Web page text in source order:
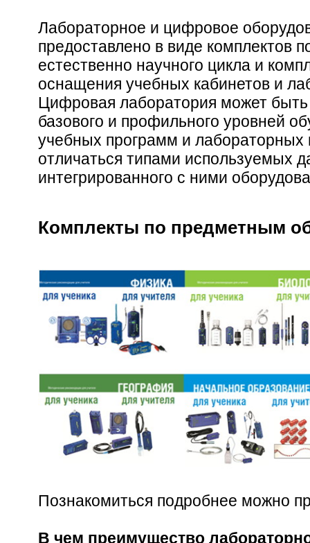
Лабораторное и цифровое
предоставлено в виде комплектов
естественно научного цикла и
оснащения учебных кабинетов и
Цифровая лаборатория может быть
базового и профильного уровней
учебных программ и лабораторных
отличаться типами используемых
интегрированного с ними
Комплекты по предметным
Познакомиться подробнее можно
В чем преимущество